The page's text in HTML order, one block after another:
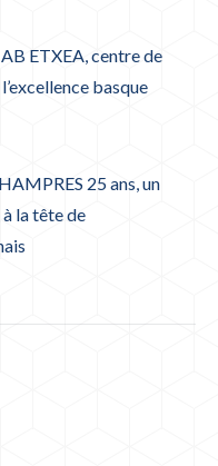
ETXEA, centre de
basque
25 ans, un
la tête de